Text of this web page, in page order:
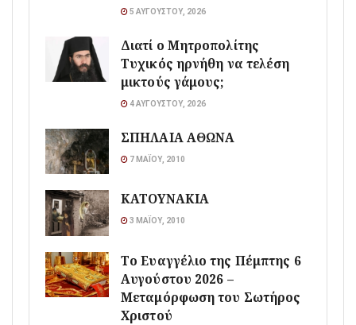
5 ΑΥΓΟΎΣΤΟΥ, 2026
Διατί ο Μητροπολίτης
Τυχικός ηρνήθη να τελέση
μικτούς γάμους;
4 ΑΥΓΟΎΣΤΟΥ, 2026
ΣΠΗΛΑΙΑ ΑΘΩΝΑ
7 ΜΑΪ́ΟΥ, 2010
ΚΑΤΟΥΝΑΚΙΑ
3 ΜΑΪ́ΟΥ, 2010
Το Ευαγγέλιο της Πέμπτης 6
Αυγούστου 2026 –
Μεταμόρφωση του Σωτήρος
Χριστού